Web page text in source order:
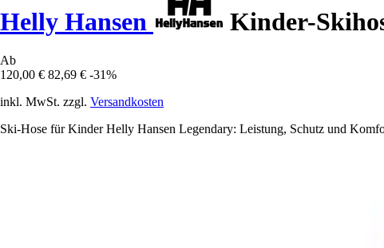
Helly Hansen Kinder-
Ab
120,00 € 82,69 € -31%
inkl. MwSt. zzgl. Versandkosten
Ski-Hose für Kinder Helly Hansen Legendary: Leistung, Schutz und